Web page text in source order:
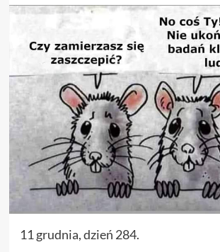
11 grudnia, dzień 284.